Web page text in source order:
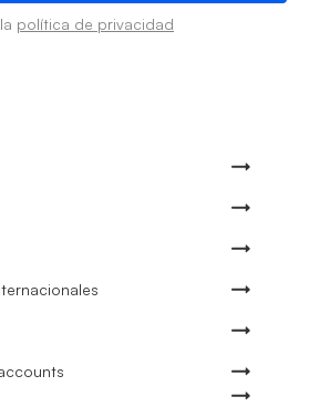
política de privacidad